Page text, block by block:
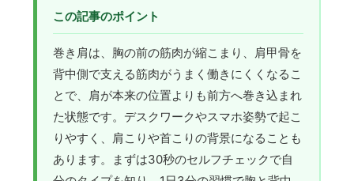
この記事のポイント
巻き肩は、胸の前の筋肉が縮こまり、肩甲骨を
背中側で支える筋肉がうまく働きにくくなるこ
とで、肩が本来の位置よりも前方へ巻き込まれ
た状態です。デスクワークやスマホ姿勢で起こ
りやすく、肩こりや首こりの背景になることも
あります。まずは30秒のセルフチェックで自